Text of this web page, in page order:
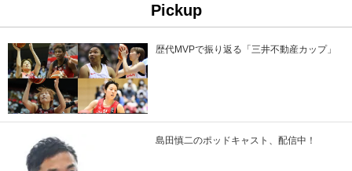
Pickup
歴代MVPで振り返る「三井不動産カップ」
島田慎二のポッドキャスト、配信中！